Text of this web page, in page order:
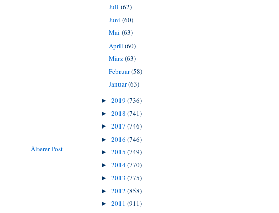
Älterer Post
Juli (62)
Juni (60)
Mai (63)
April (60)
März(63)
Februar(58)
Januar(63)
► 2019 (736)
► 2018 (741)
► 2017 (746)
► 2016 (746)
► 2015 (749)
► 2014(770)
► 2013 (775)
► 2012 (858)
► 2011 (911)